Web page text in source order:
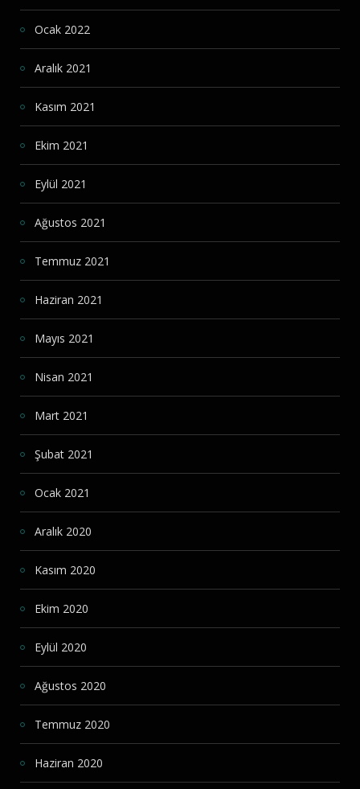
Ocak 2022
Aralık 2021
Kasım 2021
Ekim 2021
Eylül 2021
Ağustos 2021
Temmuz 2021
Haziran 2021
Mayıs 2021
Nisan 2021
Mart 2021
Şubat 2021
Ocak 2021
Aralık 2020
Kasım 2020
Ekim 2020
Eylül 2020
Ağustos 2020
Temmuz 2020
Haziran 2020